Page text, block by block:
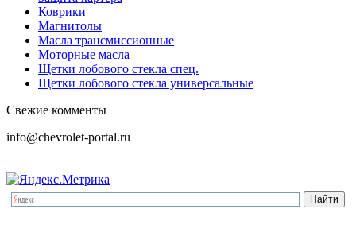
Коврики
Магнитолы
Масла трансмиссионные
Моторные масла
Щетки лобового стекла спец.
Щетки лобового стекла универсальные
Свежие комменты
info@chevrolet-portal.ru